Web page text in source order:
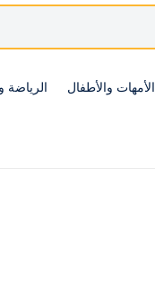
الأمهات والأطفال الرياضة